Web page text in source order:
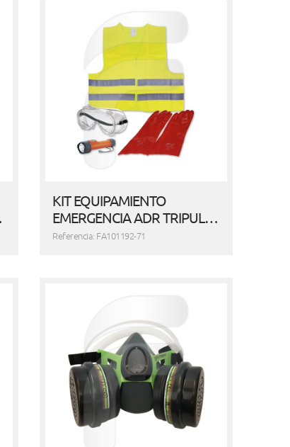
KIT EQUIPAMIENTO
EMERGENCIA ADR TRIPUL…
Referencia: FA101192-71